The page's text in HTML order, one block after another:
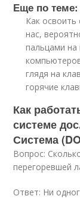
Еще по теме:
Как
нас,
пальцами на
глядя на
горячие
Как
системе
Система
Вопрос:
перегоревшей
Ответ: Ни